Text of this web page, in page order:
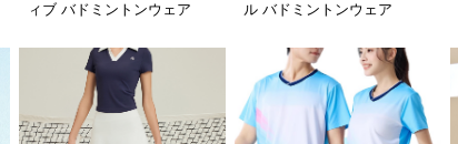
ィブ バドミントンウェア
ル バドミントンウェア